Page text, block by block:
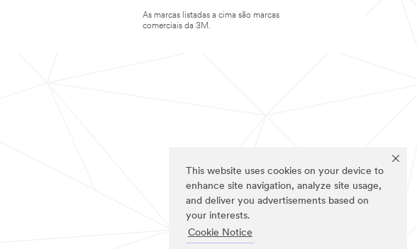
This website uses cookies on your device to
enhance site navigation, analyze site usage,
and deliver you advertisements based on
your interests.
Cookie Notice
As marcas listadas a cima são marcas
comerciais da 3M.